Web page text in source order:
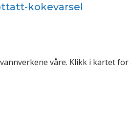
kokevarsel
våre. Klikk i kartet